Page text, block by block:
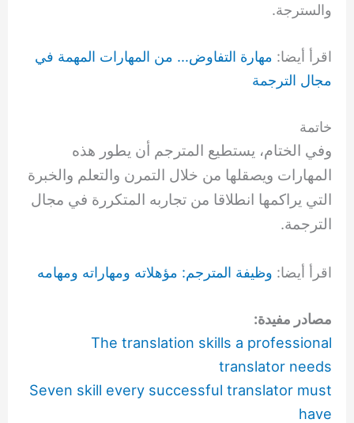
والسترجة.
اقرأ أيضا: مهارة التفاوض… من المهارات المهمة في
مجال الترجمة
خاتمة
وفي الختام، يستطيع المترجم أن يطور هذه
المهارات ويصقلها من خلال التمرن والتعلم والخبرة
التي يراكمها انطلاقا من تجاربه المتكررة في مجال
الترجمة.
اقرأ أيضا: وظيفة المترجم: مؤهلاته ومهاراته ومهامه
مصادر مفيدة:
The translation skills a professional
translator needs
Seven skill every successful translator must
have